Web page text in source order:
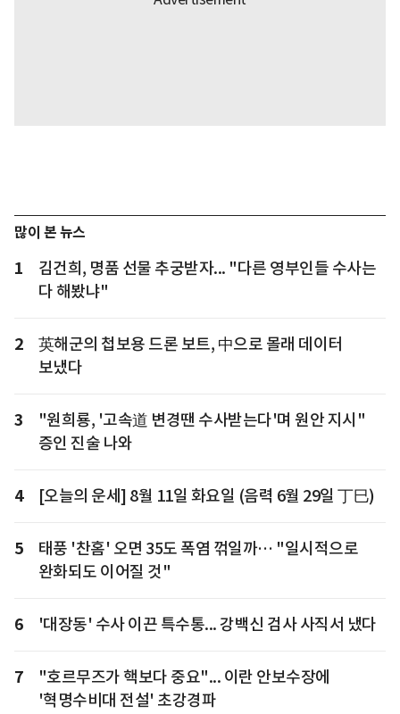
많이 본 뉴스
1
김건희, 명품 선물 추궁받자... "다른 영부인들 수사는
다 해봤냐"
2
英해군의 첩보용 드론 보트, 中으로 몰래 데이터
보냈다
3
"원희룡, '고속道 변경땐 수사받는다'며 원안 지시"
증인 진술 나와
4 [오늘의 운세] 8월 11일 화요일 (음력 6월 29일 丁巳)
5
태풍 '찬홈' 오면 35도 폭염 꺾일까… "일시적으로
완화되도 이어질 것"
6 '대장동' 수사 이끈 특수통... 강백신 검사 사직서 냈다
7
"호르무즈가 핵보다 중요"... 이란 안보수장에
'혁명수비대 전설' 초강경파